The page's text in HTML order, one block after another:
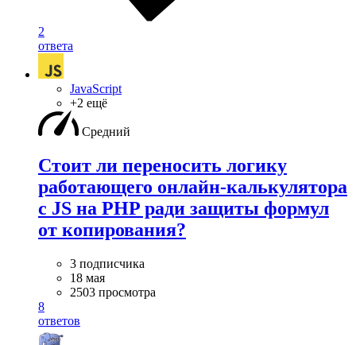
2
ответа
JavaScript
+2 ещё
Средний
Стоит ли переносить логику
работающего онлайн-калькулятора
с JS на PHP ради защиты формул
от копирования?
3 подписчика
18 мая
2503 просмотра
8
ответов